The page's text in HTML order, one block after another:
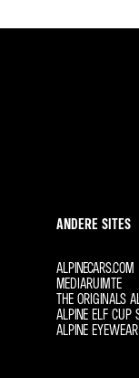
ANDERE SITES
ALPINECARS.COM
MEDIARUIMTE
THE ORIGINALS
ALPINE ELF CUP
ALPINE EYEWEAR